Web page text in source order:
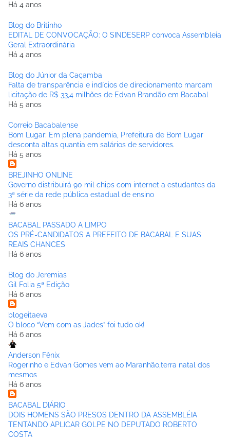
Há 4 anos
Blog do Britinho
EDITAL DE CONVOCAÇÃO: O SINDESERP convoca Assembleia
Geral Extraordinária
Há 4 anos
Blog do Júnior da Caçamba
Falta de transparência e indícios de direcionamento marcam
licitação de R$ 33,4 milhões de Edvan Brandão em Bacabal
Há 5 anos
Correio Bacabalense
Bom Lugar: Em plena pandemia, Prefeitura de Bom Lugar
desconta altas quantia em salários de servidores.
Há 5 anos
BREJINHO ONLINE
Governo distribuirá 90 mil chips com internet a estudantes da
3ª série da rede pública estadual de ensino
Há 6 anos
BACABAL PASSADO A LIMPO
OS PRÉ-CANDIDATOS A PREFEITO DE BACABAL E SUAS
REAIS CHANCES
Há 6 anos
Blog do Jeremias
Gil Folia 5ª Edição
Há 6 anos
blogeitaeva
O bloco “Vem com as Jades” foi tudo ok!
Há 6 anos
Anderson Fênix
Rogerinho e Edvan Gomes vem ao Maranhão,terra natal dos
mesmos
Há 6 anos
BACABAL DIÁRIO
DOIS HOMENS SÃO PRESOS DENTRO DA ASSEMBLÉIA
TENTANDO APLICAR GOLPE NO DEPUTADO ROBERTO
COSTA